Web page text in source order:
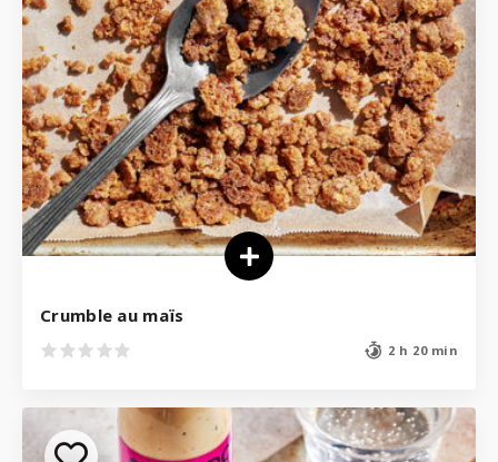
Crumble au maïs
2 h 20 min